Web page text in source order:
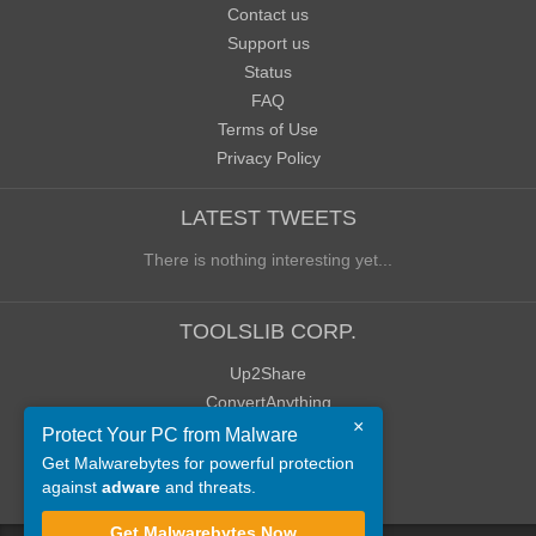
Contact us
Support us
Status
FAQ
Terms of Use
Privacy Policy
LATEST TWEETS
There is nothing interesting yet...
TOOLSLIB CORP.
Up2Share
ConvertAnything
WoWClassicUI (WCUI)
Old Blog
Old Forum
×
Protect Your PC from Malware
Get Malwarebytes for powerful protection
against adware and threats.